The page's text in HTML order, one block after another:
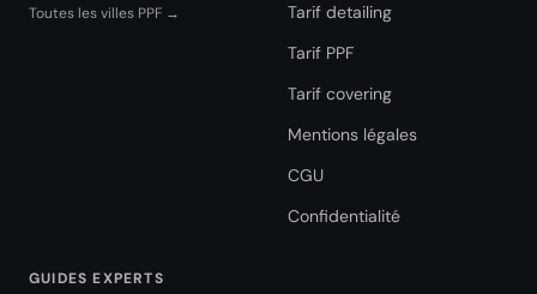
Toutes les villes PPF →
Tarif detailing
Tarif PPF
Tarif covering
Mentions légales
CGU
Confidentialité
GUIDES EXPERTS